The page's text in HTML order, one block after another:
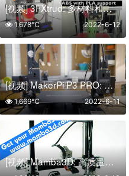
[视频] 3FXtrud: 多材料和高分辨率 3D打印机
2022-6-12
1,678℃
[视频] MakerPi P3 PRO: 五合一双挤出 3D打印机
2022-6-11
1,669℃
[视频] Mamba3D: 高质量开源3D打印机